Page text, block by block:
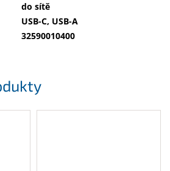
do sítě
USB-C, USB-A
32590010400